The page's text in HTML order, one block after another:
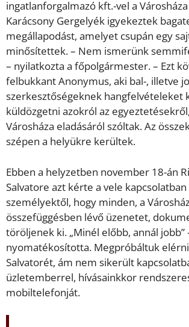
ingatlanforgalmazó kft.-vel a
Karácsony Gergelyék igyekeztek
megállapodást, amelyet csupán egy
minősítettek. – Nem ismerünk
– nyilatkozta a főpolgármester. – Ezt
felbukkant Anonymus, aki bal-, illetve
szerkesztőségeknek hangfelvételeket
küldözgetni azokról az
Városháza eladásáról szóltak. Az
szépen a helyükre kerültek.
Ebben a helyzetben november 18-án
Salvatore azt kérte a vele
személyektől, hogy minden, a
összefüggésben lévő üzenetet,
töröljenek ki. „Minél előbb, annál jobb”
nyomatékosította. Megpróbáltuk
Salvatorét, ám nem sikerült
üzletemberrel, hívásainkkor
mobiltelefonját.